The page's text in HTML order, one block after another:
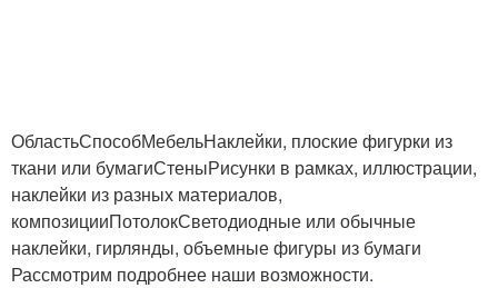
ОбластьСпособМебельНаклейки, плоские фигурки из
ткани или бумагиСтеныРисунки в рамках, иллюстрации,
наклейки из разных материалов,
композицииПотолокСветодиодные или обычные
наклейки, гирлянды, объемные фигуры из бумаги
Рассмотрим подробнее наши возможности.